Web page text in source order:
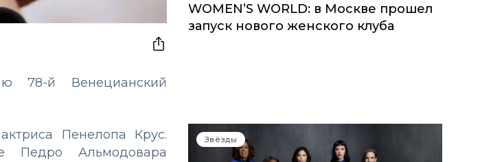
78-й Венецианский
Пенелопа Крус.
Альмодовара
WOMEN’S WORLD: в Москве прошел
запуск нового женского клуба
Звёзды